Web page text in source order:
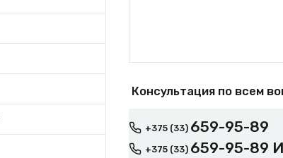
Консультация по всем
+375 (33) 659-95-89
+375 (33) 659-95-89